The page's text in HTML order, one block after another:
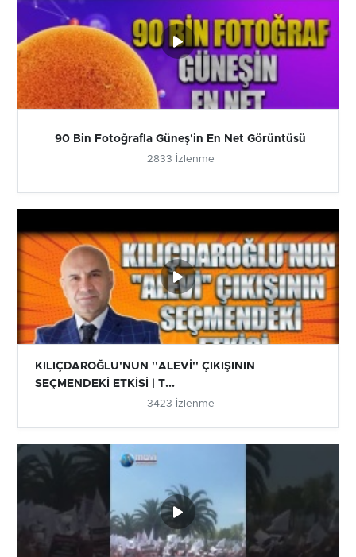
90 Bin Fotoğrafla Güneş'in En Net Görüntüsü
2833 İzlenme
KILIÇDAROĞLU'NUN ''ALEVİ'' ÇIKIŞININ
SEÇMENDEKİ ETKİSİ | T...
3423 İzlenme